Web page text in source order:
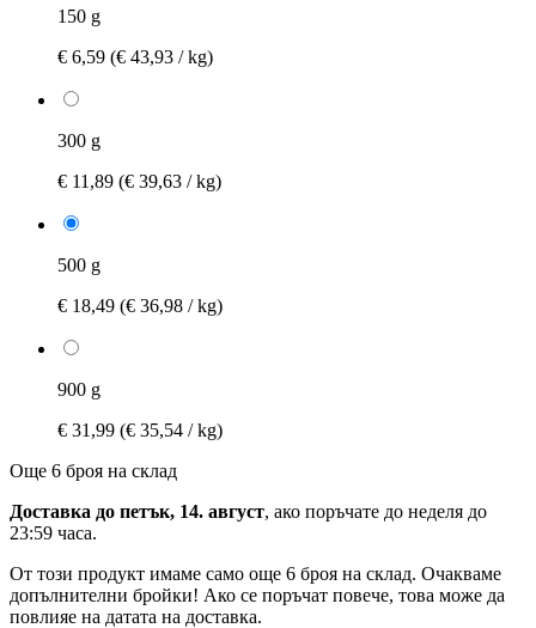
150 g
€ 6,59 (€ 43,93 / kg)
300 g
€ 11,89 (€ 39,63 / kg)
500 g
€ 18,49 (€ 36,98 / kg)
900 g
€ 31,99 (€ 35,54 / kg)
Още 6 броя на склад
Доставка до петък, 14. август, ако поръчате до неделя до
23:59 часа.
От този продукт имаме само още 6 броя на склад. Очакваме
допълнителни бройки! Ако се поръчат повече, това може да
повлияе на датата на доставка.